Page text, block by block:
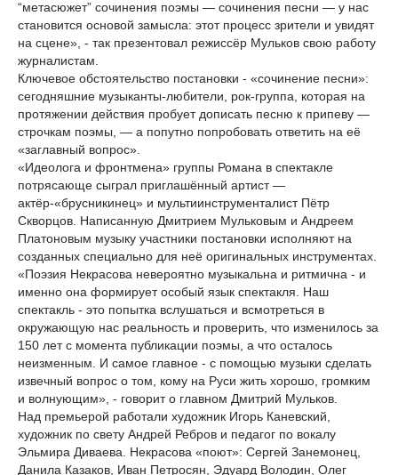
“метасюжет” сочинения поэмы — сочинения песни — у нас
становится основой замысла: этот процесс зрители и увидят
на сцене», - так презентовал режиссёр Мульков свою работу
журналистам.
Ключевое обстоятельство постановки - «сочинение песни»:
сегодняшние музыканты-любители, рок-группа, которая на
протяжении действия пробует дописать песню к припеву —
строчкам поэмы, — а попутно попробовать ответить на её
«заглавный вопрос».
«Идеолога и фронтмена» группы Романа в спектакле
потрясающе сыграл приглашённый артист —
актёр-«брусникинец» и мультиинструменталист Пётр
Скворцов. Написанную Дмитрием Мульковым и Андреем
Платоновым музыку участники постановки исполняют на
созданных специально для неё оригинальных инструментах.
«Поэзия Некрасова невероятно музыкальна и ритмична - и
именно она формирует особый язык спектакля. Наш
спектакль - это попытка вслушаться и всмотреться в
окружающую нас реальность и проверить, что изменилось за
150 лет с момента публикации поэмы, а что осталось
неизменным. И самое главное - с помощью музыки сделать
извечный вопрос о том, кому на Руси жить хорошо, громким
и волнующим», - говорит о главном Дмитрий Мульков.
Над премьерой работали художник Игорь Каневский,
художник по свету Андрей Ребров и педагог по вокалу
Эльмира Диваева. Некрасова «поют»: Сергей Занемонец,
Данила Казаков, Иван Петросян, Эдуард Володин, Олег